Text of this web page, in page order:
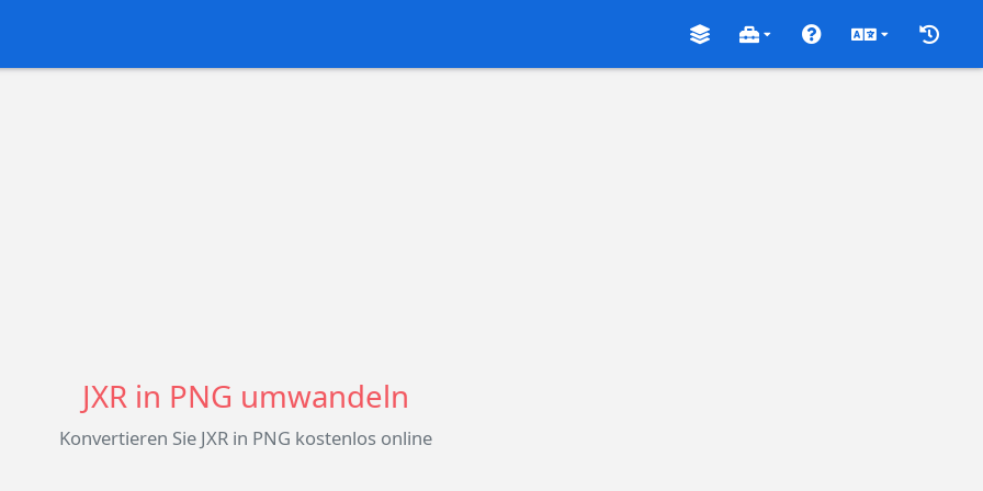
JXR in PNG umwandeln
Konvertieren Sie JXR in PNG kostenlos online